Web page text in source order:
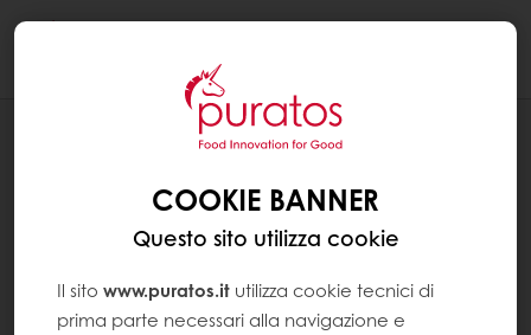
COOKIE BANNER
Questo sito utilizza cookie
Il sito www.puratos.it utilizza cookie tecnici di
prima parte necessari alla navigazione e